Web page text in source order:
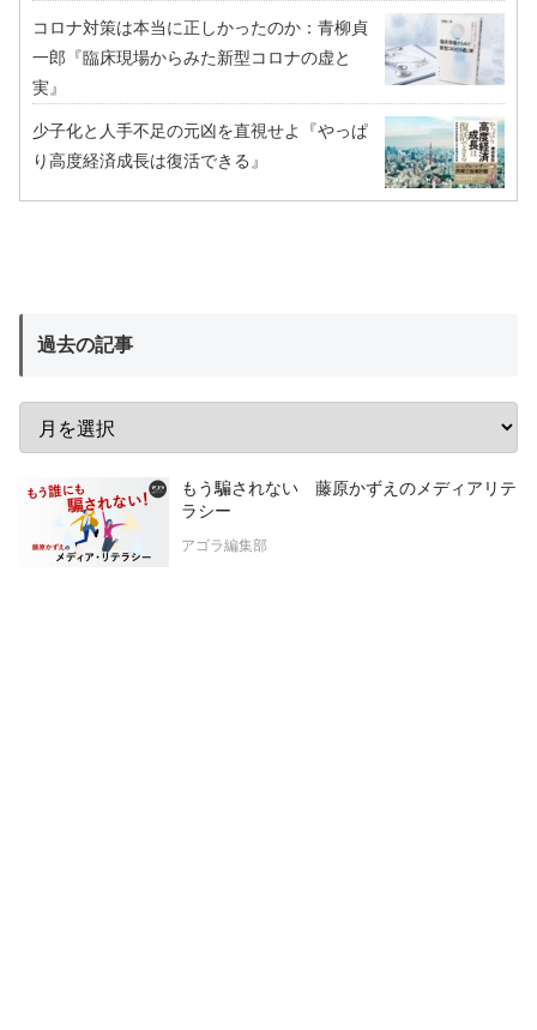
コロナ対策は本当に正しかったのか：青柳貞
一郎『臨床現場からみた新型コロナの虚と
実』
少子化と人手不足の元凶を直視せよ『やっぱ
り高度経済成長は復活できる』
過去の記事
もう騙されない 藤原かずえのメディアリテ
ラシー
アゴラ編集部